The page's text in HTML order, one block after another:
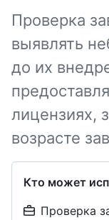
Проверка
выявлять
до их
лицензиях,
возрасте
Кто может
Проверка